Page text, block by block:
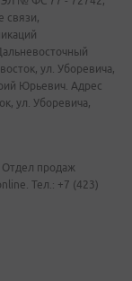
связи,
ул. Уборевича,
Юрьевич. Адрес
ул. Уборевича,
Отдел продаж
Тел.: +7 (423)